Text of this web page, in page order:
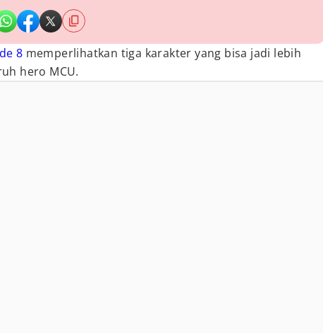
8 memperlihatkan tiga karakter yang bisa jadi lebih
hero MCU.